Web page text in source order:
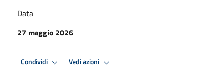
Data :
27 maggio 2026
Condividi Vedi azioni